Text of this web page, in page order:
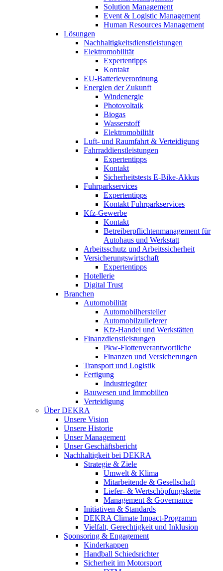
Solution Management
Event & Logistic Management
Human Resources Management
Lösungen
Nachhaltigkeitsdienstleistungen
Elektromobilität
Expertentipps
Kontakt
EU-Batterieverordnung
Energien der Zukunft
Windenergie
Photovoltaik
Biogas
Wasserstoff
Elektromobilität
Luft- und Raumfahrt & Verteidigung
Fahrraddienstleistungen
Expertentipps
Kontakt
Sicherheitstests E-Bike-Akkus
Fuhrparkservices
Expertentipps
Kontakt Fuhrparkservices
Kfz-Gewerbe
Kontakt
Betreiberpflichtenmanagement für
Autohaus und Werkstatt
Arbeitsschutz und Arbeitssicherheit
Versicherungswirtschaft
Expertentipps
Hotellerie
Digital Trust
Branchen
Automobilität
Automobilhersteller
Automobilzulieferer
Kfz-Handel und Werkstätten
Finanzdienstleistungen
Pkw‑Flottenverantwortliche
Finanzen und Versicherungen
Transport und Logistik
Fertigung
Industriegüter
Bauwesen und Immobilien
Verteidigung
Über DEKRA
Unsere Vision
Unsere Historie
Unser Management
Unser Geschäftsbericht
Nachhaltigkeit bei DEKRA
Strategie & Ziele
Umwelt & Klima
Mitarbeitende & Gesellschaft
Liefer- & Wertschöpfungskette
Management & Governance
Initiativen & Standards
DEKRA Climate Impact-Programm
Vielfalt, Gerechtigkeit und Inklusion​
Sponsoring & Engagement
Kinderkappen
Handball Schiedsrichter
Sicherheit im Motorsport